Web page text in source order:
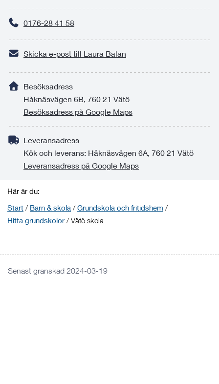
0176-28 41 58
Skicka e-post till Laura Balan
Besöksadress
Håknäsvägen 6B, 760 21 Vätö
Besöksadress på Google Maps
Leveransadress
Kök och leverans: Håknäsvägen 6A, 760 21 Vätö
Leveransadress på Google Maps
Här är du:
Start / Barn & skola / Grundskola och fritidshem /
Hitta grundskolor / Vätö skola
Senast granskad 2024-03-19